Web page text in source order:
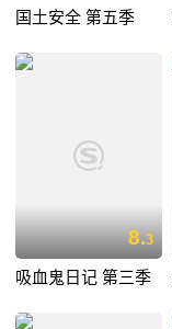
国土安全 第五季
8.3
吸血鬼日记 第三季